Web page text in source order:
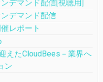
デマンド配信[視聴用]
デマンド配信
レポート
えたCloudBees－業界へ
ン